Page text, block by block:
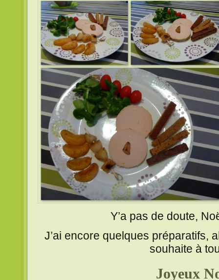
Y’a pas de doute,
J’ai encore quelques préparatifs,
souhaite à
Joyeux